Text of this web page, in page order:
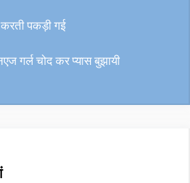
करती पकड़ी गई
गर्ल चोद कर प्यास बुझायी